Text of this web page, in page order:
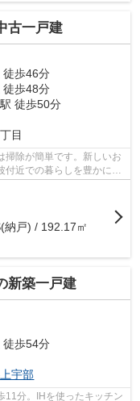
古一戸建
徒歩46分
徒歩48分
駅 徒歩50分
目
掃除が簡単です。新しいお
近での暮らしを豊かにす
納戸) / 192.17㎡
新築一戸建
徒歩54分
宇部
11分。IHを使ったキッチン